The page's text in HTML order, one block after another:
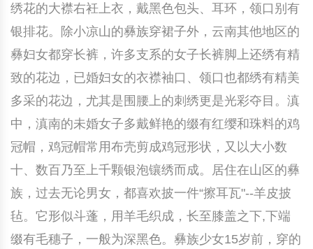
中外婚俗文化
中国民俗研究
中国民俗时尚
中国传统服饰
中华民居
中华文脉
时尚休闲文化
国际交流
灯笼
草编
扎染
皮影
木雕
紫砂壶
教育百科
其他百科
中外婚俗文化
中国民俗研究
中国民俗时尚
中国传统服饰
中华民居
中华文脉
时尚休闲文化
国际交流
灯笼
草编
扎染
皮影
木雕
紫砂壶
教育百科
其他百科
绣花的大襟右衽上衣，戴黑色包头、耳环，领口别有
银排花。除小凉山的彝族穿裙子外，云南其他地区的
彝妇女都穿长裤，许多支系的女子长裤脚上还绣有精
致的花边，已婚妇女的衣襟袖口、领口也都绣有精美
多采的花边，尤其是围腰上的刺绣更是光彩夺目。滇
中，滇南的未婚女子多戴鲜艳的缀有红缨和珠料的鸡
冠帽，鸡冠帽常用布壳剪成鸡冠形状，又以大小数
十、数百乃至上千颗银泡镶绣而成。居住在山区的彝
族，过去无论男女，都喜欢披一件“擦耳瓦"--羊皮披
毡。它形似斗蓬，用羊毛织成，长至膝盖之下,下端
缀有毛穗子，一般为深黑色。彝族少女15岁前，穿的